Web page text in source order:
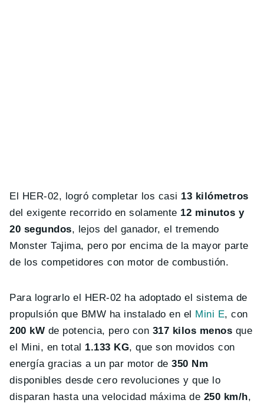
El HER-02, logró completar los casi 13 kilómetros
del exigente recorrido en solamente 12 minutos y
20 segundos, lejos del ganador, el tremendo
Monster Tajima, pero por encima de la mayor parte
de los competidores con motor de combustión.
Para lograrlo el HER-02 ha adoptado el sistema de
propulsión que BMW ha instalado en el Mini E, con
200 kW de potencia, pero con 317 kilos menos que
el Mini, en total 1.133 KG, que son movidos con
energía gracias a un par motor de350 Nm
disponibles desde cero revoluciones y que lo
disparan hasta una velocidad máxima de 250 km/h,